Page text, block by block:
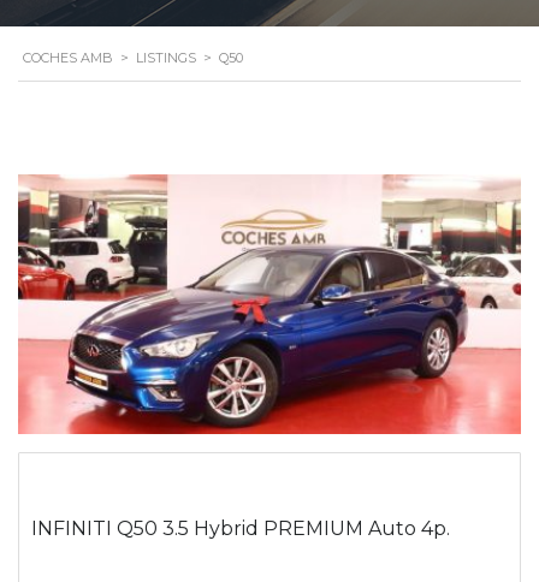
COCHES AMB > LISTINGS > Q50
INFINITI Q50 3.5 Hybrid PREMIUM Auto 4p.